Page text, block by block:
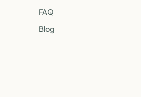
FAQ
Blog